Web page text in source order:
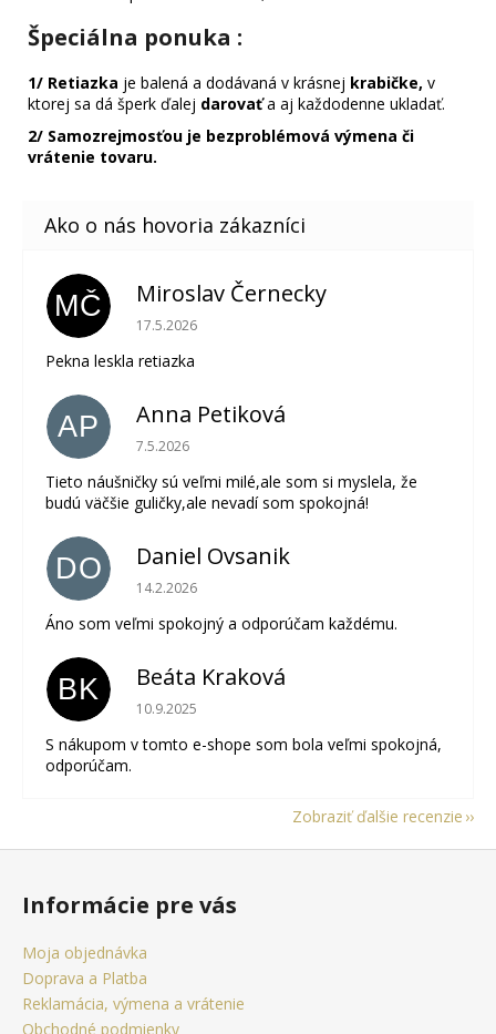
Špeciálna ponuka :
1/ Retiazka je balená a dodávaná v krásnej krabičke, v
ktorej sa dá šperk ďalej darovaťa aj každodenne ukladať.
2/ Samozrejmosťou je bezproblémová výmena či
vrátenie tovaru.
MČ Miroslav Černecky
Hodnotenie obchodu je 5 z 5 hviezdičiek.
17.5.2026
Pekna leskla retiazka
AP Anna Petiková
Hodnotenie obchodu je 5 z 5 hviezdičiek.
7.5.2026
Tieto náušničky sú veľmi milé,ale som si myslela, že
budú väčšie guličky,ale nevadí som spokojná!
DO Daniel Ovsanik
Hodnotenie obchodu je 5 z 5 hviezdičiek.
14.2.2026
Áno som veľmi spokojný a odporúčam každému.
BK Beáta Kraková
Hodnotenie obchodu je 5 z 5 hviezdičiek.
10.9.2025
S nákupom v tomto e-shope som bola veľmi spokojná,
odporúčam.
Zobraziť ďalšie recenzie
Informácie pre vás
Moja objednávka
Doprava a Platba
Reklamácia, výmena a vrátenie
Obchodné podmienky